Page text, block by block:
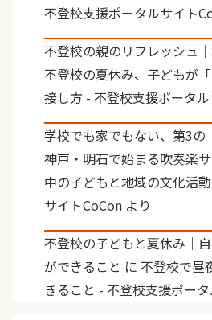
不登校支援ポータルサイト
不登校の親のリフレッシュ
不登校の夏休み、子どもが
接し方 - 不登校支援ポータ
学校でも家でもない、第3の
神戸・明石で始まる吹奏楽
中の子どもと地域の文化活
サイトCoCon より
不登校の子どもと夏休み｜
ができること に 不登校で昼
きること - 不登校支援ポー